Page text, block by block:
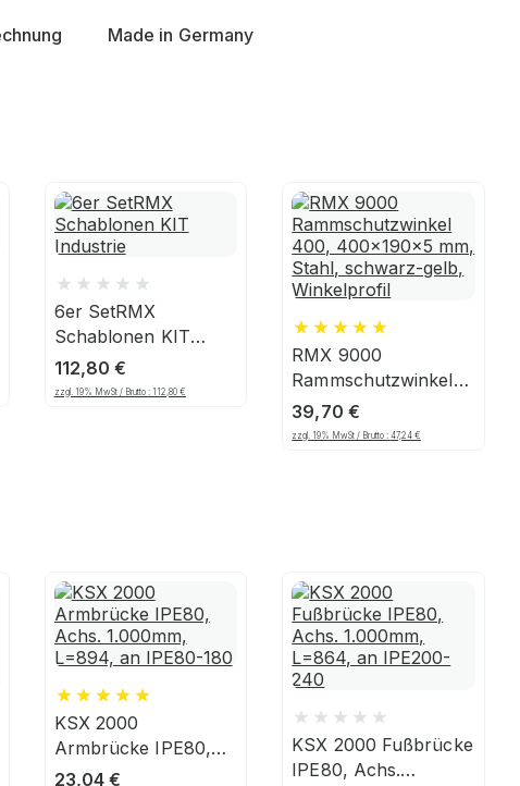
Made in Germany
6er SetRMX
Schablonen KIT
Industrie
112,80€
zzgl. 19% MwSt / Brutto : 112,80€
RMX 9000
Rammschutzwinkel
400, 400x190x5 mm,
Stahl, schwarz-gelb,
39,70 €
zzgl. 19% MwSt / Brutto : 47,24 €
KSX 2000
Armbrücke IPE80,
Achs. 1.000mm,
23,04€
KSX 2000 Fußbrücke
IPE80, Achs.